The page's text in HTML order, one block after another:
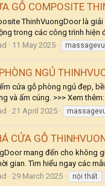
GỖ COMPOSITE
ThinhVuongDoor là
trong các công trình hiện
11 May 2025
NGỦ
cửa gỗ phòng ngủ đẹp,
và ấm cúng. >>> Xem
21 April 2025
CỬA GỖ
mang đến cho không
gian. Tìm hiểu ngay các
29 March 2025 nội thất